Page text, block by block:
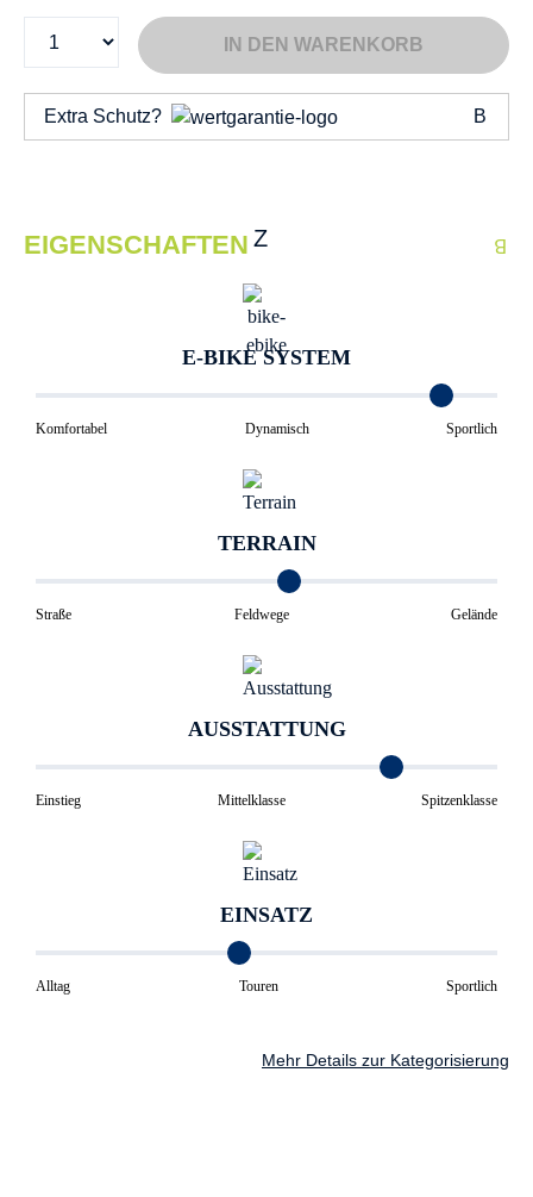
IN DEN WARENKORB
Extra Schutz?
EIGENSCHAFTEN
E-BIKE SYSTEM
Komfortabel Dynamisch Sportlich
TERRAIN
Straße Feldwege Gelände
AUSSTATTUNG
Einstieg Mittelklasse Spitzenklasse
EINSATZ
Alltag Touren Sportlich
Mehr Details zur Kategorisierung